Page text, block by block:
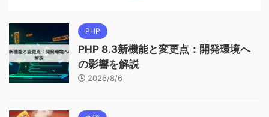
PHP
PHP 8.3新機能と変更点：開発環境へ
の影響を解説
2026/8/6